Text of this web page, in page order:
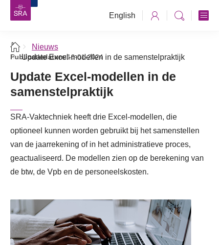
English
Nieuws
Update Excel-modellen in de samenstelpraktijk
Publicatiedatum:16-01-2024
Update Excel-modellen in de
samenstelpraktijk
SRA-Vaktechniek heeft drie Excel-modellen, die
optioneel kunnen worden gebruikt bij het samenstellen
van de jaarrekening of in het administratieve proces,
geactualiseerd. De modellen zien op de berekening van
de btw, de Vpb en de personeelskosten.